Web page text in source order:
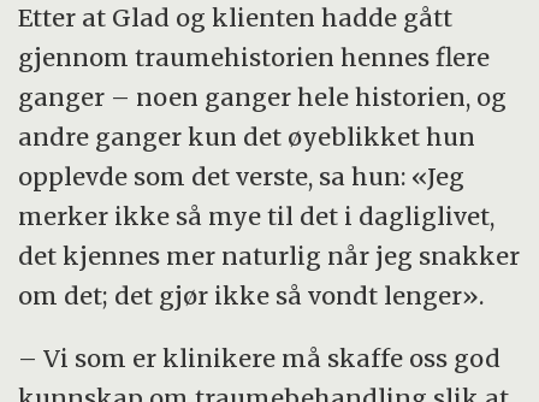
Etter at Glad og klienten hadde gått
gjennom traumehistorien hennes flere
ganger – noen ganger hele historien, og
andre ganger kun det øyeblikket hun
opplevde som det verste, sa hun: «Jeg
merker ikke så mye til det i dagliglivet,
det kjennes mer naturlig når jeg snakker
om det; det gjør ikke så vondt lenger».
– Vi som er klinikere må skaffe oss god